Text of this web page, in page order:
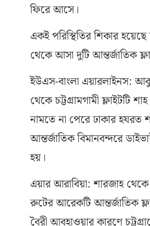
ফিরে আসে।
একই পরিস্থিতির শিকার হয়েছে
থেকে আসা দুটি আন্তর্জাতিক
ইউএস-বাংলা এয়ারলাইনস:
থেকে চট্টগ্রামগামী ফ্লাইটটি
নামতে না পেরে ঢাকার হযরত
আন্তর্জাতিক বিমানবন্দরে
হয়।
এয়ার আরাবিয়া: শারজাহ থেকে
রুটের আরেকটি আন্তর্জাতিক
বৈরী আবহাওয়ার কারণে